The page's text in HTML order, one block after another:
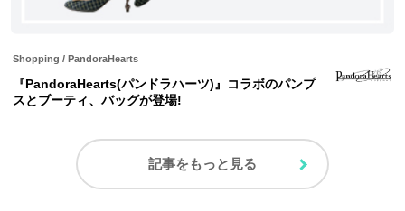
Shopping / PandoraHearts
『PandoraHearts(パンドラハーツ)』コラボのパンプ
スとブーティ、バッグが登場!
記事をもっと見る